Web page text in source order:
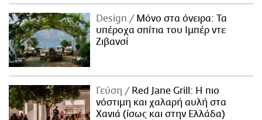
NEWSLETTER
ΜΙΚΡΟΠΡΑΓΜΑΤΑ
THE GOOD LIFO
LIFOLAND
CITY GUIDE
ΑΜΠΑ
PRINT
Design
Μόνο στα όνειρα: Τα
υπέροχα σπίτια του Ιμπέρ ντε
Ζιβανσί
Γεύση
Red Jane Grill: Η πιο
νόστιμη και χαλαρή αυλή στα
Χανιά (ίσως και στην Ελλάδα)